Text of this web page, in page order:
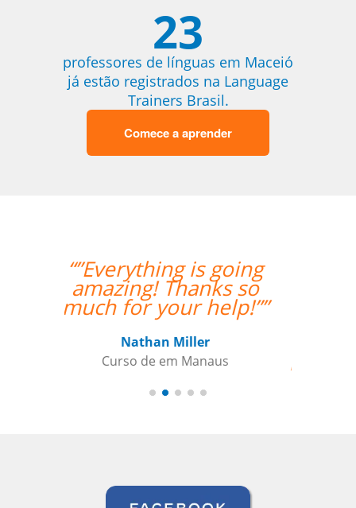
23
professores de línguas em Maceió
já estão registrados na Language
Trainers Brasil.
Comece a aprender
“”The class with Ivo
went well. He knows
his stuff and is very
helpful. He replies
quickly outside class
hours as well if I have
questions. ””